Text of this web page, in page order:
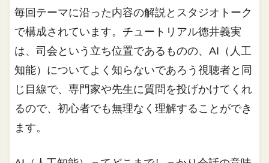
毎回テーマに沿った内容の解説とスタジオトーク
で構成されています。チュートリアル徳井義実
は、司会という立ち位置であるものの、AI（人工
知能）についてよく知らないであろう視聴者と同
じ目線で、専門家や先生に質問を投げかけてくれ
るので、初心者でも無理なく理解することができ
ます。